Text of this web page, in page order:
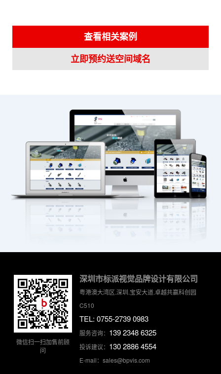
查看相关案例
立即预约送空间域名
微信扫一扫加售前顾
问
深圳市标派视觉品牌设计有限公司
粤港澳大湾区.深圳.宝安大道.卓越共赢科创园
C510
TEL: 0755-2739 0983
服务咨询： 139 2348 6325
投诉建议： 130 2886 4554
E-mail：sales@bpvis.com